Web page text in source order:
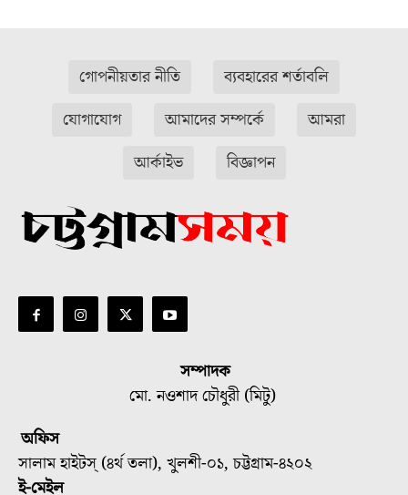
গোপনীয়তার নীতি
ব্যবহারের শর্তাবলি
যোগাযোগ
আমাদের সম্পর্কে
আমরা
আর্কাইভ
বিজ্ঞাপন
সম্পাদক
মো. নওশাদ চৌধুরী (মিটু)
অফিস
সালাম হাইটস্ (৪র্থ তলা), খুলশী-০১, চট্টগ্রাম-৪২০২
ই-মেইল